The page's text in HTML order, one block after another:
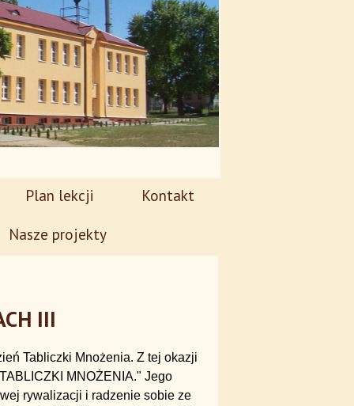
Plan lekcji
Kontakt
Nasze projekty
III
Tabliczki Mnożenia. Z tej okazji
MNOŻENIA." Jego
rywalizacji i radzenie sobie ze